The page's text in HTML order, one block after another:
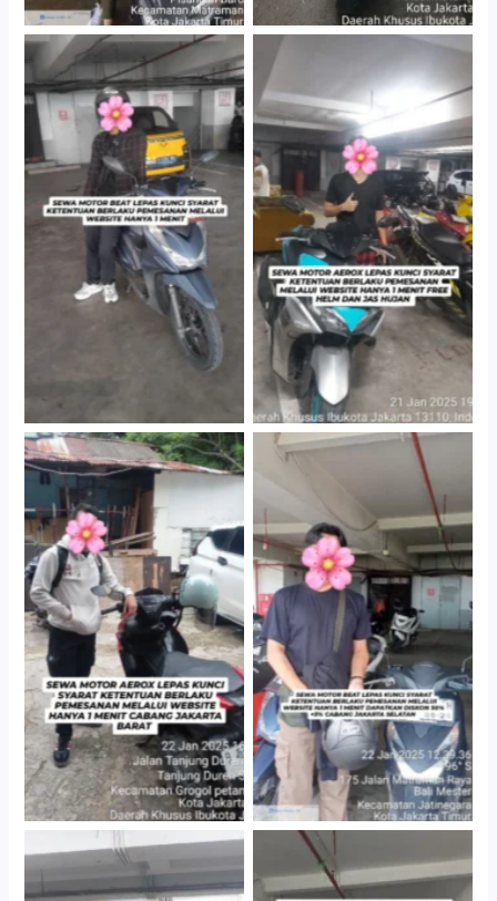
Cityplaza Jatinegara
Gedung Parkir P6A
Cityplaza Jatinegara
Gedung Parkir P6A
Cabang Jakarta Barat
Cityplaza Jatinegara
Gedung Parkir P6A